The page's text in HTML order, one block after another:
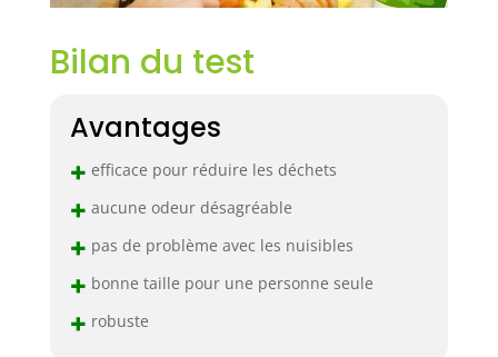
Bilan du test
Avantages
+ efficace pour réduire les déchets
+ aucune odeur désagréable
+ pas de problème avec les nuisibles
+ bonne taille pour une personne seule
+ robuste